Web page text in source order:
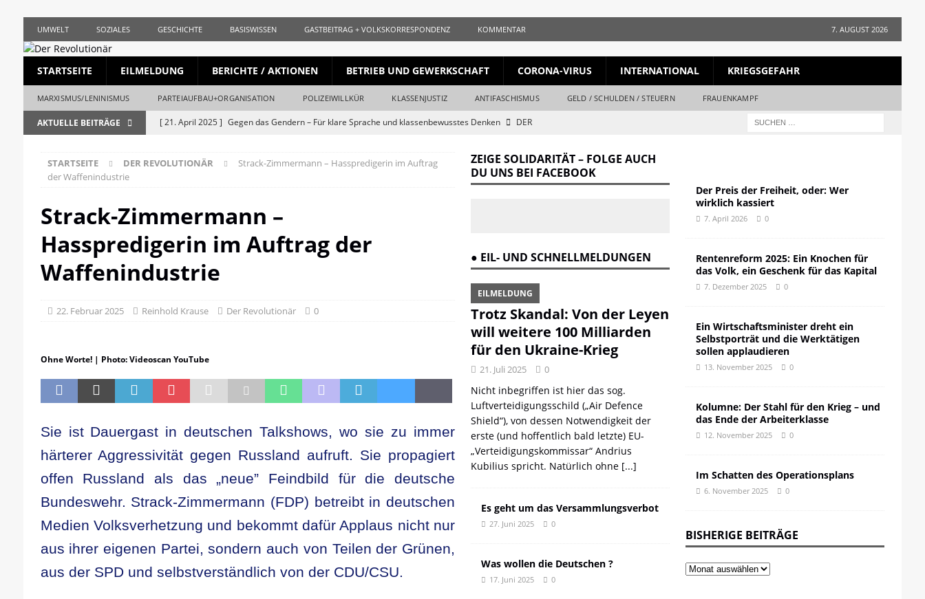
UMWELT SOZIALES GESCHICHTE BASISWISSEN GASTBEITRAG + VOLKSKORRESPONDENZ KOMMENTAR 7. AUGUST 2026
STARTSEITE EILMELDUNG BERICHTE / AKTIONEN BETRIEB UND GEWERKSCHAFT CORONA-VIRUS INTERNATIONAL KRIEGSGEFAHR
MARXISMUS/LENINISMUS PARTEIAUFBAU+ORGANISATION POLIZEIWILLKÜR KLASSENJUSTIZ ANTIFASCHISMUS GELD / SCHULDEN / STEUERN FRAUENKAMPF
AKTUELLE BEITRÄGE [ 21. April 2025 ] Gegen das Gendern – Für klare Sprache und klassenbewusstes Denken
DER
[ 5. April 2025 ]
Union und AfD erstmals gleichauf
KURZ + KNAPP + AUFGESCHNAPPT
[ 19. April 2023 ] 1. Mai: Gegen Krise, Krieg und Kapital
[ 19. Mai 2026 ] Stalingrad – Der Anfang vom Ende
DER REVOLUTIONÄR
[ 28. April 2026 ]
1956, Ungarn und der Verrat des Revisionismus: Der Klassenkampf hinter der Lüge
DER
[ 21. April 2026 ] DER 8. PARTEITAG DER EUROPÄISCHEN LINKEN
DER REVOLUTIONÄR
[ 8. April 2026 ]
DER REVOLUTIONÄR
[ 7. April 2026 ] Der Preis der Freiheit, oder: Wer wirklich kassiert
KOMMENTAR
[ 6. April 2026 ] Klassenkampf von oben: Wie der DGB seine eigenen Genossen verriet DER REVOLUTIONÄR
STARTSEITE DER REVOLUTIONÄR
Strack-Zimmermann – Hasspredigerin im Auftrag
der Waffenindustrie
Strack-Zimmermann –
Hasspredigerin im Auftrag der
Waffenindustrie
22. Februar 2025 Reinhold Krause Der Revolutionär 0
Ohne Worte! | Photo: Videoscan YouTube
Sie ist Dauergast in deutschen Talkshows, wo sie zu immer
härterer Aggressivität gegen Russland aufruft. Sie propagiert
offen Russland als das „neue” Feindbild für die deutsche
Bundeswehr. Strack-Zimmermann (FDP) betreibt in deutschen
Medien Volksverhetzung und bekommt dafür Applaus nicht nur
aus ihrer eigenen Partei, sondern auch von Teilen der Grünen,
aus der SPD und selbstverständlich von der CDU/CSU.
ZEIGE SOLIDARITÄT – FOLGE AUCH
DU UNS BEI FACEBOOK
● EIL- UND SCHNELLMELDUNGEN
EILMELDUNG
Trotz Skandal: Von der Leyen
will weitere 100 Milliarden
für den Ukraine-Krieg
21. Juli 2025 0
Nicht inbegriffen ist hier das sog.
Luftverteidigungsschild („Air Defence
Shield“), von dessen Notwendigkeit der
erste (und hoffentlich bald letzte) EU-
„Verteidigungskommissar“ Andrius
Kubilius spricht. Natürlich ohne [...]
Es geht um das Versammlungsverbot
27. Juni 2025 0
Was wollen die Deutschen ?
17. Juni 2025 0
Der Preis der Freiheit, oder: Wer
wirklich kassiert
7. April 2026 0
Rentenreform 2025: Ein Knochen für
das Volk, ein Geschenk für das Kapital
7. Dezember 2025 0
Ein Wirtschaftsminister dreht ein
Selbstporträt und die Werktätigen
sollen applaudieren
13. November 2025 0
Kolumne: Der Stahl für den Krieg – und
das Ende der Arbeiterklasse
12. November 2025 0
Im Schatten des Operationsplans
6. November 2025 0
BISHERIGE BEITRÄGE